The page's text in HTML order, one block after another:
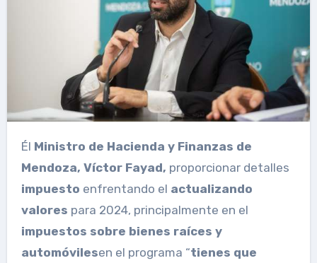
Él Ministro de Hacienda y Finanzas de
Mendoza, Víctor Fayad, proporcionar detalles
impuesto enfrentando el actualizando
valores para 2024, principalmente en el
impuestos sobre bienes raíces y
automóvilesen el programa “tienes que